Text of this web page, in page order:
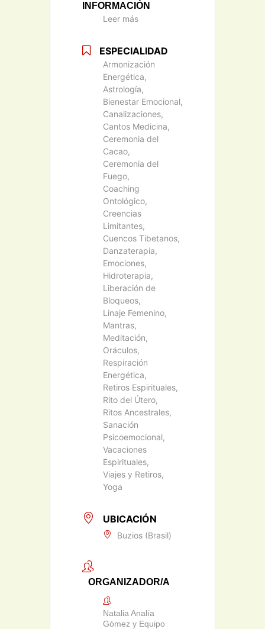
INFORMACIÓN
Leer más
ESPECIALIDAD
Armonización
Energética,
Astrología,
Bienestar Emocional,
Canalizaciones,
Cantos Medicina,
Ceremonia del
Cacao,
Ceremonia del
Fuego,
Coaching
Ontológico,
Creencias
Limitantes,
Cuencos Tibetanos,
Danzaterapia,
Emociones,
Hidroterapia,
Liberación de
Bloqueos,
Linaje Femenino,
Mantras,
Meditación,
Oráculos,
Respiración
Energética,
Retiros Espirituales,
Rito del Útero,
Ritos Ancestrales,
Sanación
Psicoemocional,
Vacaciones
Espirituales,
Viajes y Retiros,
Yoga
UBICACIÓN
Buzios (Brasil)
ORGANIZADOR/A
Natalia Analía
Gómez y Equipo